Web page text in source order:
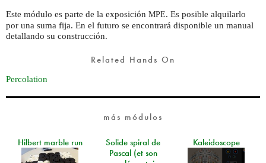
Este módulo es parte de la exposición MPE. Es posible alquilarlo
por una suma fija. En el futuro se encontrará disponible un manual
detallando su construcción.
Related Hands On
Percolation
más módulos
Hilbert marble run
Solide spiral de
Pascal (et son
Kaleidoscope